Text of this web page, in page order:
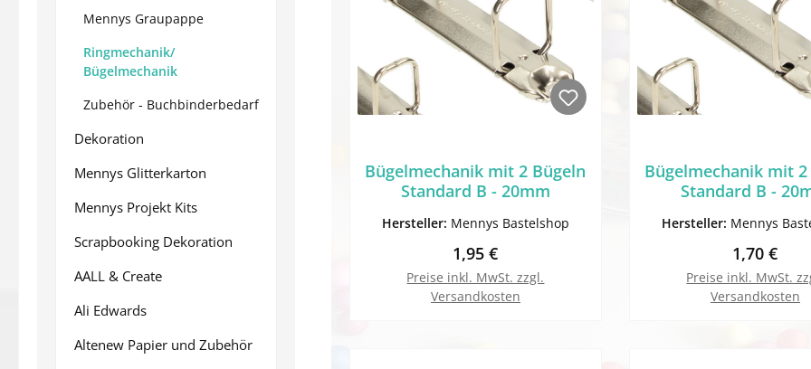
Mennys Graupappe
Ringmechanik/
Bügelmechanik
Zubehör - Buchbinderbedarf
Dekoration
Mennys Glitterkarton
Mennys Projekt Kits
Scrapbooking Dekoration
AALL & Create
Ali Edwards
Altenew Papier und Zubehör
Bügelmechanik mit 2 Bügeln
Standard B - 20mm
Hersteller: Mennys Bastelshop
Regulärer Preis:
1,95 €
Preise inkl. MwSt. zzgl.
Versandkosten
Bügelmechanik mit 2
Standard B -
Hersteller: Mennys
Regulärer
1,70 €
Preise inkl. MwSt.
Versandkosten